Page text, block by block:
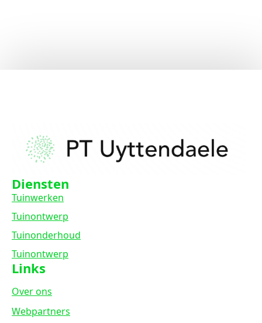
Diensten
Tuinwerken
Tuinontwerp
Tuinonderhoud
Tuinontwerp
Links
Over ons
Webpartners